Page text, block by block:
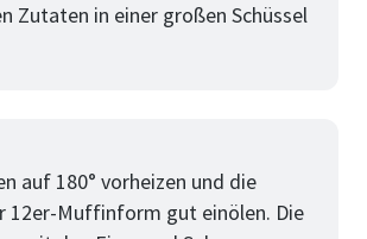
Zutaten in einer großen Schüssel
auf 180° vorheizen und die
12er-Muffinform gut einölen. Die